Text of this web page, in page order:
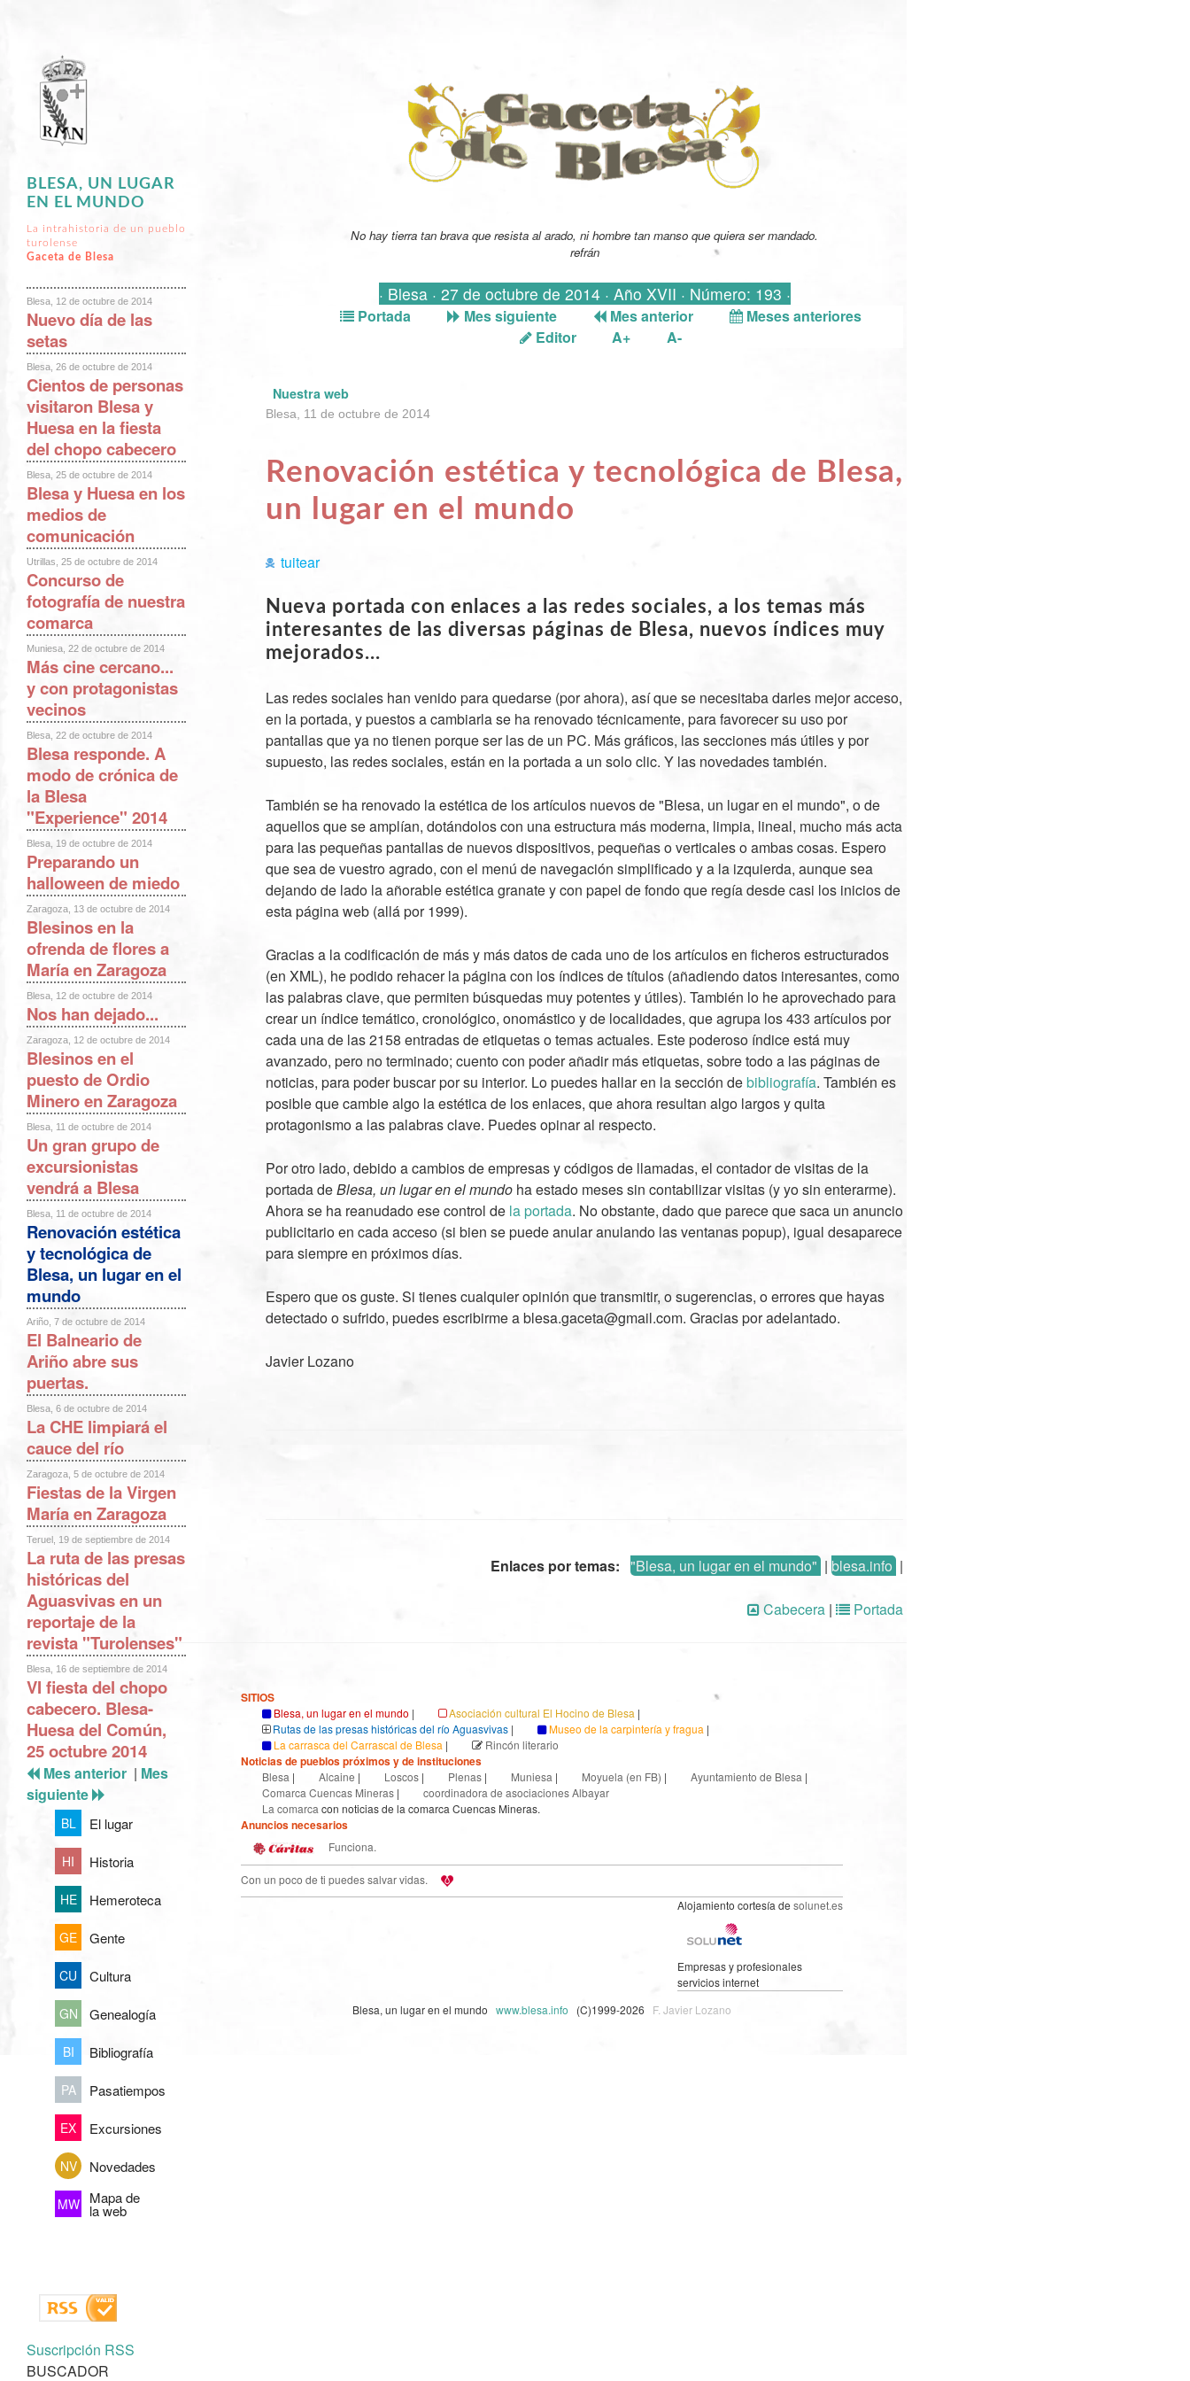
No hay tierra tan brava que resista al arado, ni hombre tan manso que quiera ser mandado.
refrán
· Blesa · 27 de octubre de 2014 · Año XVII · Número: 193 ·
Portada Mes siguiente Mes anterior
Meses anteriores
Editor
A+ A-
Nuestra web
Blesa, 11 de octubre de 2014
Renovación estética y tecnológica de Blesa,
un lugar en el mundo
tuitear
Nueva portada con enlaces a las redes sociales, a los temas más
interesantes de las diversas páginas de Blesa, nuevos índices muy
mejorados...
Las redes sociales han venido para quedarse (por ahora), así que se necesitaba darles mejor acceso,
en la portada, y puestos a cambiarla se ha renovado técnicamente, para favorecer su uso por
pantallas que ya no tienen porque ser las de un PC. Más gráficos, las secciones más útiles y por
supuesto, las redes sociales, están en la portada a un solo clic. Y las novedades también.
También se ha renovado la estética de los artículos nuevos de "Blesa, un lugar en el mundo", o de
aquellos que se amplían, dotándolos con una estructura más moderna, limpia, lineal, mucho más acta
para las pequeñas pantallas de nuevos dispositivos, pequeñas o verticales o ambas cosas. Espero
que sea de vuestro agrado, con el menú de navegación simplificado y a la izquierda, aunque sea
dejando de lado la añorable estética granate y con papel de fondo que regía desde casi los inicios de
esta página web (allá por 1999).
Gracias a la codificación de más y más datos de cada uno de los artículos en ficheros estructurados
(en XML), he podido rehacer la página con los índices de títulos (añadiendo datos interesantes, como
las palabras clave, que permiten búsquedas muy potentes y útiles). También lo he aprovechado para
crear un índice temático, cronológico, onomástico y de localidades, que agrupa los 433 artículos por
cada una de las 2158 entradas de etiquetas o temas actuales. Este poderoso índice está muy
avanzado, pero no terminado; cuento con poder añadir más etiquetas, sobre todo a las páginas de
noticias, para poder buscar por su interior. Lo puedes hallar en la sección debibliografía. También es
posible que cambie algo la estética de los enlaces, que ahora resultan algo largos y quita
protagonismo a las palabras clave. Puedes opinar al respecto.
Por otro lado, debido a cambios de empresas y códigos de llamadas, el contador de visitas de la
portada deBlesa, un lugar en el mundo ha estado meses sin contabilizar visitas (y yo sin enterarme).
Ahora se ha reanudado ese control de la portada. No obstante, dado que parece que saca un anuncio
publicitario en cada acceso (si bien se puede anular anulando las ventanas popup), igual desaparece
para siempre en próximos días.
Espero que os guste. Si tienes cualquier opinión que transmitir, o sugerencias, o errores que hayas
detectado o sufrido, puedes escribirme a blesa.gaceta@gmail.com. Gracias por adelantado.
Javier Lozano
Enlaces por temas: "Blesa, un lugar en el mundo" | blesa.info |
Cabecera | Portada
BLESA, UN LUGAR
EN EL MUNDO
La intrahistoria de un pueblo
turolense
Gaceta de Blesa
Blesa, 12 de octubre de 2014
Nuevo día de las
setas
Blesa, 26 de octubre de 2014
Cientos de personas
visitaron Blesa y
Huesa en la fiesta
del chopo cabecero
Blesa, 25 de octubre de 2014
Blesa y Huesa en los
medios de
comunicación
Utrillas, 25 de octubre de 2014
Concurso de
fotografía de nuestra
comarca
Muniesa, 22 de octubre de 2014
Más cine cercano...
y con protagonistas
vecinos
Blesa, 22 de octubre de 2014
Blesa responde. A
modo de crónica de
la Blesa
"Experience" 2014
Blesa, 19 de octubre de 2014
Preparando un
halloween de miedo
Zaragoza, 13 de octubre de 2014
Blesinos en la
ofrenda de flores a
María en Zaragoza
Blesa, 12 de octubre de 2014
Nos han dejado...
Zaragoza, 12 de octubre de 2014
Blesinos en el
puesto de Ordio
Minero en Zaragoza
Blesa, 11 de octubre de 2014
Un gran grupo de
excursionistas
vendrá a Blesa
Blesa, 11 de octubre de 2014
Renovación estética
y tecnológica de
Blesa, un lugar en el
mundo
Ariño, 7 de octubre de 2014
El Balneario de
Ariño abre sus
puertas.
Blesa, 6 de octubre de 2014
La CHE limpiará el
cauce del río
Zaragoza, 5 de octubre de 2014
Fiestas de la Virgen
María en Zaragoza
Teruel, 19 de septiembre de 2014
La ruta de las presas
históricas del
Aguasvivas en un
reportaje de la
revista "Turolenses"
Blesa, 16 de septiembre de 2014
VI fiesta del chopo
cabecero. Blesa-
Huesa del Común,
25 octubre 2014
Mes anterior | Mes
siguiente
BL El lugar
HI Historia
HE Hemeroteca
GE Gente
CU Cultura
GN Genealogía
BI Bibliografía
PA Pasatiempos
EX Excursiones
NV Novedades
MW Mapa de
la web
Suscripción RSS
BUSCADOR
SITIOS
Blesa, un lugar en el mundo | Asociación cultural El Hocino de Blesa |
Rutas de las presas históricas del río Aguasvivas | Museo de la carpintería y fragua |
La carrasca del Carrascal de Blesa | Rincón literario
Noticias de pueblos próximos y de instituciones
Blesa | Alcaine | Loscos | Plenas | Muniesa | Moyuela (en FB) | Ayuntamiento de Blesa |
Comarca Cuencas Mineras |
coordinadora de asociaciones Albayar
La comarca con noticias de la comarca Cuencas Mineras.
Anuncios necesarios
Funciona.
Con un poco de ti puedes salvar vidas.
Alojamiento cortesía de solunet.es
Empresas y profesionales
servicios internet
Blesa, un lugar en el mundo www.blesa.info (C)1999-2026 F. Javier Lozano